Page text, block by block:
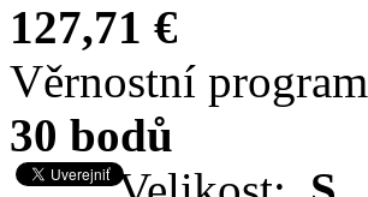
127,71 €
Věrnostní program
30 bodů